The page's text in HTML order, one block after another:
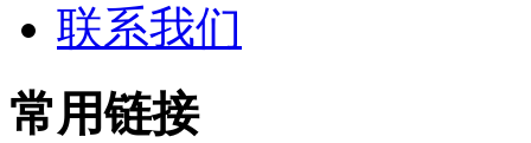
联系我们
常用链接